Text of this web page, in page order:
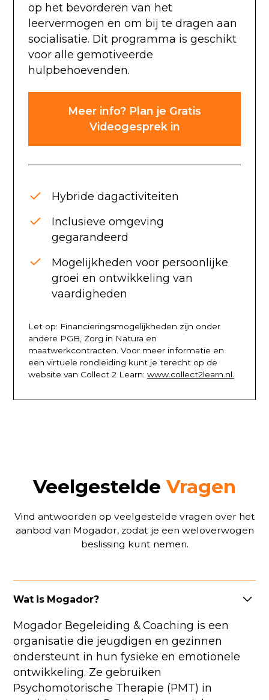
op het bevorderen van het
leervermogen en om bij te dragen aan
socialisatie. Dit programma is geschikt
voor alle gemotiveerde
hulpbehoevenden.
Meer info? Plan je Gratis
Videogesprek in
Hybride dagactiviteiten
Inclusieve omgeving
gegarandeerd
Mogelijkheden voor persoonlijke
groei en ontwikkeling van
vaardigheden
Let op: Financieringsmogelijkheden zijn onder
andere PGB, Zorg in Natura en
maatwerkcontracten. Voor meer informatie en
een virtuele rondleiding kunt je terecht op de
website van Collect 2 Learn: www.collect2learn.nl.
Veelgestelde Vragen
Vind antwoorden op veelgestelde vragen over het
aanbod van Mogador, zodat je een weloverwogen
beslissing kunt nemen.
Wat is Mogador?
Mogador Begeleiding & Coaching is een
organisatie die jeugdigen en gezinnen
ondersteunt in hun fysieke en emotionele
ontwikkeling. Ze gebruiken
Psychomotorische Therapie (PMT) in